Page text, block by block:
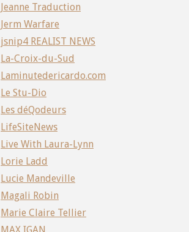
Jeanne Traduction
Jerm Warfare
jsnip4 REALIST NEWS
La-Croix-du-Sud
Laminutedericardo.com
Le Stu-Dio
Les déQodeurs
LifeSiteNews
Live With Laura-Lynn
Lorie Ladd
Lucie Mandeville
Magali Robin
Marie Claire Tellier